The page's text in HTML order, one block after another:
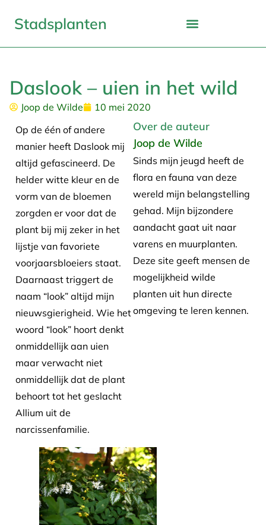
Stadsplanten
Daslook – uien in het wild
Joop de Wilde
10 mei 2020
Op de één of andere
manier heeft Daslook mij
altijd gefascineerd. De
helder witte kleur en de
vorm van de bloemen
zorgden er voor dat de
plant bij mij zeker in het
lijstje van favoriete
voorjaarsbloeiers staat.
Daarnaast triggert de
naam “look” altijd mijn
nieuwsgierigheid. Wie het
woord “look” hoort denkt
onmiddellijk aan uien
maar verwacht niet
onmiddellijk dat de plant
behoort tot het geslacht
Allium uit de
narcissenfamilie.
Over de auteur
Joop de Wilde
Sinds mijn jeugd heeft de
flora en fauna van deze
wereld mijn belangstelling
gehad. Mijn bijzondere
aandacht gaat uit naar
varens en muurplanten.
Deze site geeft mensen de
mogelijkheid wilde
planten uit hun directe
omgeving te leren kennen.